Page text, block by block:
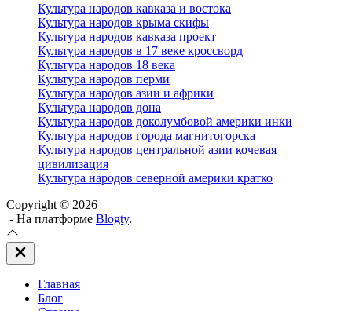
Культура народов кавказа и востока
Культура народов крыма скифы
Культура народов кавказа проект
Культура народов в 17 веке кроссворд
Культура народов 18 века
Культура народов перми
Культура народов азии и африки
Культура народов дона
Культура народов доколумбовой америки инки
Культура народов города магнитогорска
Культура народов центральной азии кочевая
цивилизация
Культура народов северной америки кратко
Copyright © 2026
- На платформе Blogty.
Закрыть
вне
Главная
Блог